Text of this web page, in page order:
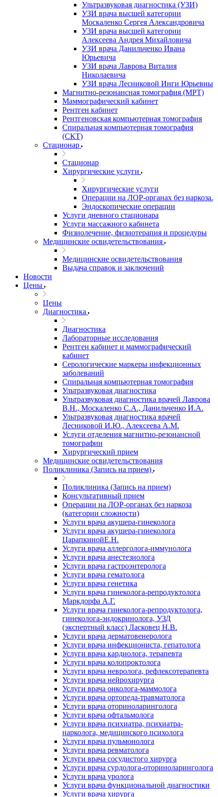
Ультразвуковая диагностика (УЗИ)
УЗИ врача высшей категории
Москаленко Сергея Александровича
УЗИ врача высшей категории
Алексеева Андрея Михайловича
УЗИ врача Данильченко Ивана
Юрьевича
УЗИ врача Лаврова Виталия
Николаевича
УЗИ врача Лесниковой Инги Юрьевны
Магнитно-резонансная томография (МРТ)
Маммографический кабинет
Рентген кабинет
Рентгеновская компьютерная томография
Спиральная компьютерная томография
(СКТ)
Стационар
Стационар
Хирургические услуги
Хирургические услуги
Операции на ЛОР-органах без наркоза.
Эндоскопические операции
Услуги дневного стационара
Услуги массажного кабинета
Физиолечение, физиотерапия и процедуры
Медицинские освидетельствования
Медицинские освидетельствования
Выдача справок и заключений
Новости
Цены
Цены
Диагностика
Диагностика
Лабораторные исследования
Рентген кабинет и маммографический
кабинет
Серологические маркеры инфекционных
заболеваний
Спиральная компьютерная томография
Ультразвуковая диагностика
Ультразвуковая диагностика врачей Лаврова
В.Н., Москаленко С.А., Данильченко И.А.
Ультразвуковая диагностика врачей
Лесниковой И.Ю., Алексеева А.М.
Услуги отделения магнитно-резонансной
томографии
Хирургический прием
Медицинские освидетельствования
Поликлиника (Запись на прием)
Поликлиника (Запись на прием)
Консультативный прием
Операции на ЛОР-органах без наркоза
(категории сложности)
Услуги врача акушера-гинеколога
Услуги врача акушера-гинеколога
ЦарапкинойЕ.Н.
Услуги врача аллерголога-иммунолога
Услуги врача анестезиолога
Услуги врача гастроэнтеролога
Услуги врача гематолога
Услуги врача генетика
Услуги врача гинеколога-репродуктолога
Маркдорфа А.Г.
Услуги врача гинеколога-репродуктолога,
гинеколога-эндокринолога, УЗД
(экспертный класс) Ласковец Н.В.
Услуги врача дерматовенеролога
Услуги врача инфекциониста, гепатолога
Услуги врача кардиолога, терапевта
Услуги врача колопроктолога
Услуги врача невролога, рефлексотерапевта
Услуги врача нейрохирурга
Услуги врача онколога-маммолога
Услуги врача ортопеда-травматолога
Услуги врача оториноларинголога
Услуги врача офтальмолога
Услуги врача психиатра, психиатра-
нарколога, медицинского психолога
Услуги врача пульмонолога
Услуги врача ревматолога
Услуги врача сосудистого хирурга
Услуги врача сурдолога-оториноларинголога
Услуги врача уролога
Услуги врача функциональной диагностики
Услуги врача хирурга